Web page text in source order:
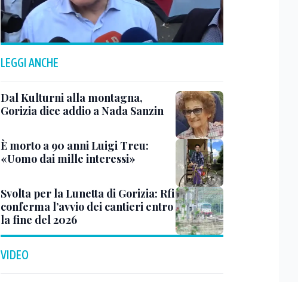
LEGGI ANCHE
Dal Kulturni alla montagna,
Gorizia dice addio a Nada Sanzin
È morto a 90 anni Luigi Treu:
«Uomo dai mille interessi»
Svolta per la Lunetta di Gorizia: Rfi
conferma l’avvio dei cantieri entro
la fine del 2026
VIDEO